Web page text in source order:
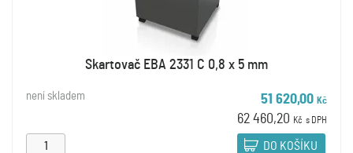
Skartovač EBA 2331 C 0,8 x 5 mm
není skladem 51 620,00 Kč
62 460,20 Kč s DPH
DO KOŠÍKU